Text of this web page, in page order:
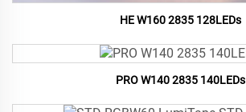
HE W160 2835 128LEDs
PRO W140 2835 140LEDs